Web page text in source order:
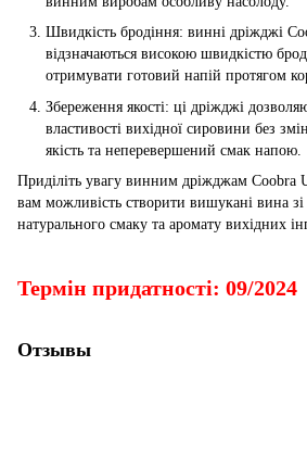
Швидкість бродіння: винні дріжджі
відзначаються високою швидкістю
отримувати готовий напій протягом
Збереження якості: ці дріжджі
властивості вихідної сировини без
якість та неперевершений смак напою.
Приділіть увагу винним дріжджам Coobra
вам можливість створити вишукані вина
натурального смаку та аромату вихідних
Термін придатності: 09/2024
Отзывы